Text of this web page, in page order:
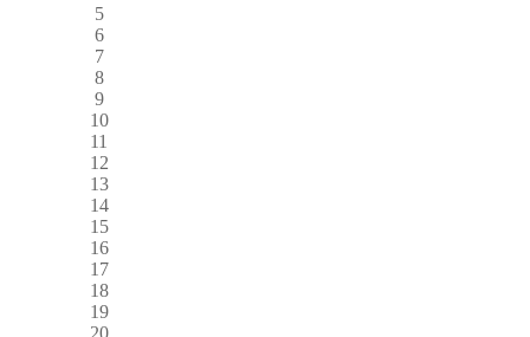
5
6
7
8
9
10
11
12
13
14
15
16
17
18
19
20